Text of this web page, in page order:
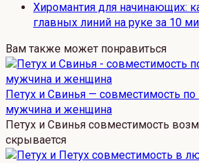
Хиромантия для начинающих:
главных линий на руке за 10
Вам также может понравиться
Петух и Свинья — совместимость
мужчина и женщина
Петух и Свинья совместимость
скрывается